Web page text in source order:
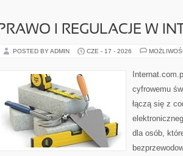
PRAWO I REGULACJE W
POSTED BY ADMIN CZE - 17 - 2026
cyfrowemu
łączą się z
dla osób,